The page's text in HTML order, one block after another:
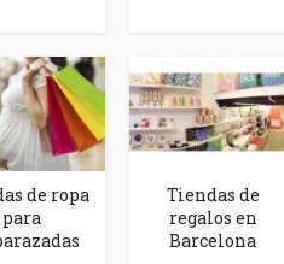
de ropa
para
Tiendas de
regalos en
Barcelona